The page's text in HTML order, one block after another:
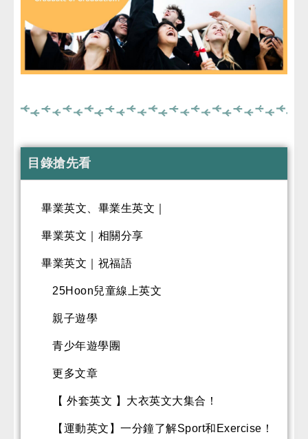
目錄搶先看
畢業英文、畢業生英文｜
畢業英文｜相關分享
畢業英文｜祝福語
25Hoon兒童線上英文
親子遊學
青少年遊學團
更多文章
【 外套英文 】大衣英文大集合！
【運動英文】一分鐘了解Sport和Exercise！